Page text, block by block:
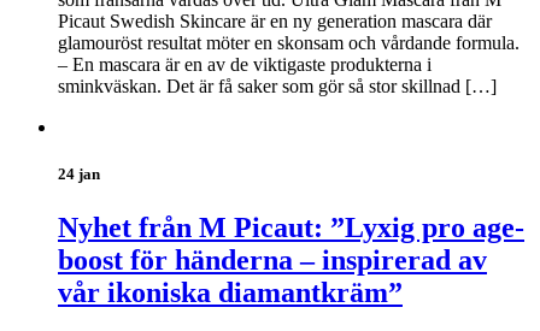
Picaut Swedish Skincare är en ny generation mascara där
glamouröst resultat möter en skonsam och vårdande formula.
– En mascara är en av de viktigaste produkterna i
sminkväskan. Det är få saker som gör så stor skillnad […]
24 jan
Nyhet från M Picaut: ”Lyxig pro age-
boost för händerna – inspirerad av
vår ikoniska diamantkräm”